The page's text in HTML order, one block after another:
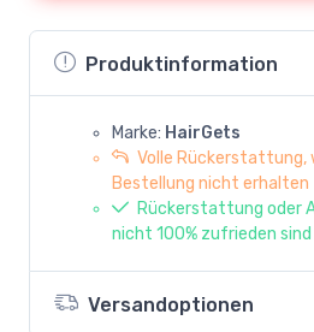
Produktinformation
Marke: HairGets
Volle Rückerstattung,
Bestellung nicht erhalten
Rückerstattung oder
nicht 100% zufrieden sind
Versandoptionen